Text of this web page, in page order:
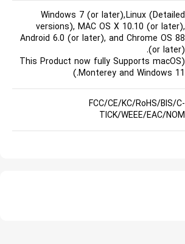
Windows 7 (or later),Linux (Detailed
versions), MAC OS X 10.10 (or later),
Android 6.0 (or later), and Chrome OS 88
(or later).
(This Product now fully Supports macOS
Monterey and Windows 11.)
FCC/CE/KC/RoHS/BIS/C-
TICK/WEEE/EAC/NOM